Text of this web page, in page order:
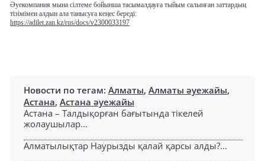
Әуекомпания мына сілтеме бойынша тасымалдауға тыйым салынған заттардың
тізімімен алдын ала танысуға кеңес береді:
https://adilet.zan.kz/rus/docs/v2300033197
Новости по тегам: Алматы, Алматы әуежайы,
Астана, Астана әуежайы
Астана – Талдықорған бағытында тікелей
жолаушылар...
Алматылықтар Наурызды қалай қарсы алды?...